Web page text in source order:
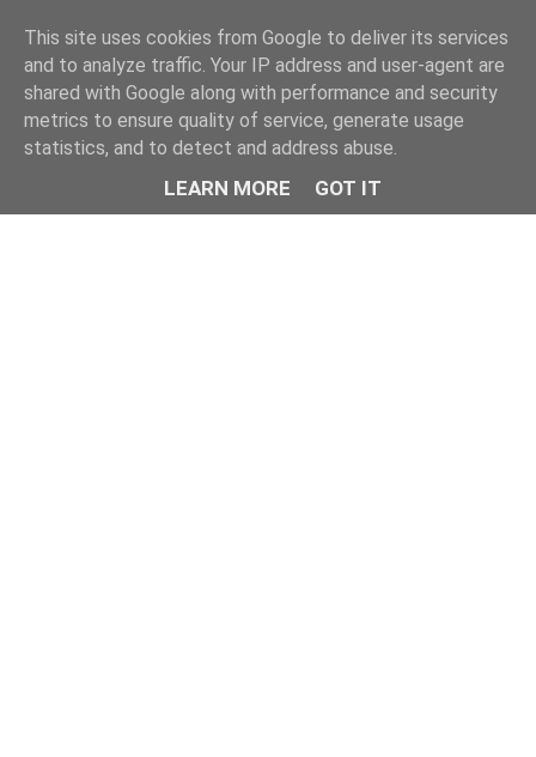
This site uses cookies from Google to deliver its services
and to analyze traffic. Your IP address and user-agent are
shared with Google along with performance and security
metrics to ensure quality of service, generate usage
statistics, and to detect and address abuse.
LEARN MORE GOT IT